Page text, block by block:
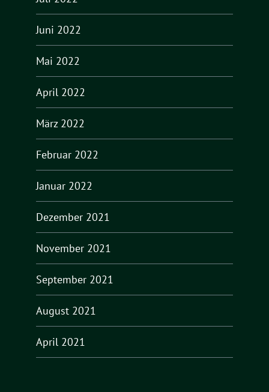
Juni 2022
Mai 2022
April 2022
März 2022
Februar 2022
Januar 2022
Dezember 2021
November 2021
September 2021
August 2021
April 2021